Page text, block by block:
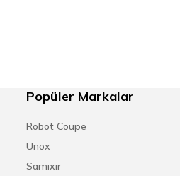
Popüler Markalar
Robot Coupe
Unox
Samixir